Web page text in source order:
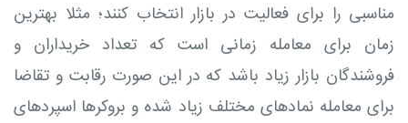
مناسبی را برای فعالیت در بازار انتخاب کنند؛ مثلا بهترین
زمان برای معامله زمانی است که تعداد خریداران و
فروشندگان بازار زیاد باشد که در این صورت رقابت و تقاضا
برای معامله نمادهای مختلف زیاد شده و بروکرها اسپردهای